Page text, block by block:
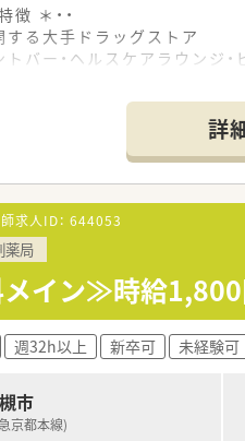
ケット内にある薬局で、お
買い物に行かれる方が多い
：00～19：00、木土／09：
充実している企業で長くご勤務
制度を活用して育児と両立し
無し！1分単位で残業代が支
バリバリ働きながらもプラ
方！
徴 ＊・・
る大手ドラッグストア
バー・ヘルスケアラウンジ
剤監査システム・音声入力シ
進法に基づく基準適合厚生大
の薬剤師人数、処方箋の応
・キャリアパス ＊・・
入社時研修あり
にもWEBで5日間研修があ
」「職種別研修」「自己啓発
MPラーニング）、健康サポ
により部門間の異動も可能
口出てすぐ！通勤のしやすさ
ですので、スキルアップを目
詳
求人ID： 644053
薬局
メイン≫時給
週32h以上 新卒可 未経験可
市
京都本線)